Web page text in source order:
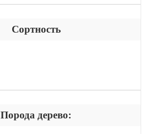
Сортность
Порода дерево: